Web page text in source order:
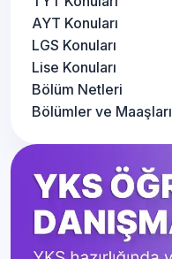
AYT Konuları
LGS Konuları
Lise Konuları
Bölüm Netleri
Bölümler ve Maaşları